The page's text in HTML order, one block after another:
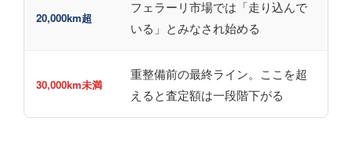
20,000km超
フェラーリ市場では「走り込んで
いる」とみなされ始める
30,000km未満
重整備前の最終ライン。ここを超
えると査定額は一段階下がる